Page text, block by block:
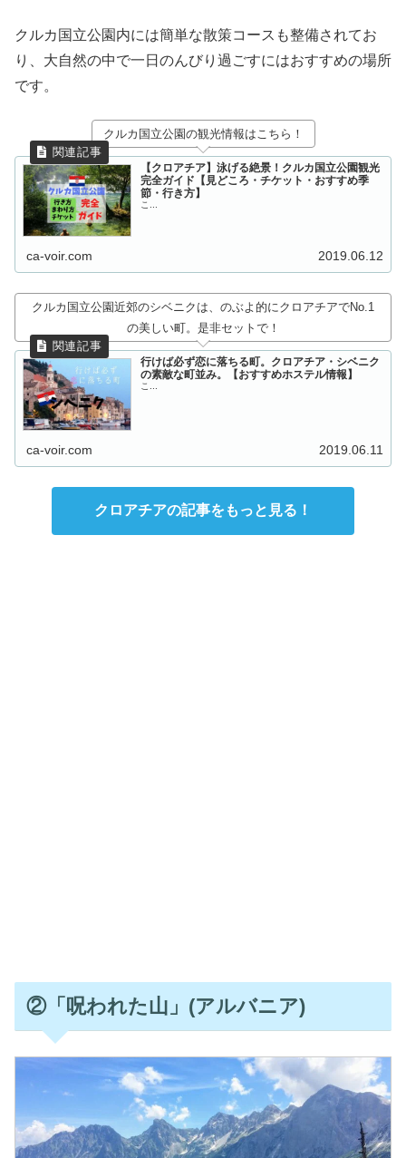
クルカ国立公園内には簡単な散策コースも整備されてお
り、大自然の中で一日のんびり過ごすにはおすすめの場所
です。
クルカ国立公園の観光情報はこちら！
【クロアチア】泳げる絶景！クルカ国立公園観光
完全ガイド【見どころ・チケット・おすすめ季
節・行き方】
こ...
ca-voir.com 2019.06.12
クルカ国立公園近郊のシベニクは、のぶよ的にクロアチアでNo.1
の美しい町。是非セットで！
行けば必ず恋に落ちる町。クロアチア・シベニク
の素敵な町並み。【おすすめホステル情報】
こ...
ca-voir.com 2019.06.11
クロアチアの記事をもっと見る！
②「呪われた山」(アルバニア)